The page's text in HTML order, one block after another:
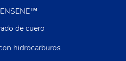
de cuero
hidrocarburos